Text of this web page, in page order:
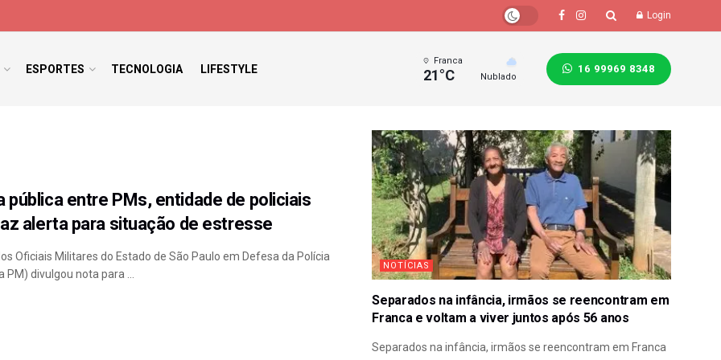
Login
ESPORTES TECNOLOGIA LIFESTYLE
Franca
21°C Nublado
16 99969 8348
pública entre PMs, entidade de policiais
alerta para situação de estresse
Oficiais Militares do Estado de São Paulo em Defesa da Polícia
divulgou nota para ...
NOTÍCIAS
Separados na infância, irmãos se reencontram em
Franca e voltam a viver juntos após 56 anos
Separados na infância, irmãos se reencontram em Franca